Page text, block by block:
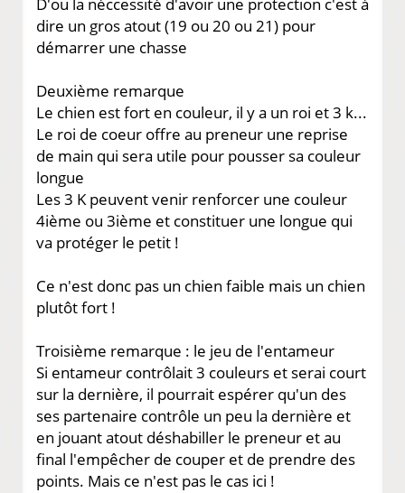
D'ou la néccessité d'avoir une protection c'est à
dire un gros atout (19 ou 20 ou 21) pour
démarrer une chasse
Deuxième remarque
Le chien est fort en couleur, il y a un roi et 3 k...
Le roi de coeur offre au preneur une reprise
de main qui sera utile pour pousser sa couleur
longue
Les 3 K peuvent venir renforcer une couleur
4ième ou 3ième et constituer une longue qui
va protéger le petit !
Ce n'est donc pas un chien faible mais un chien
plutôt fort !
Troisième remarque : le jeu de l'entameur
Si entameur contrôlait 3 couleurs et serai court
sur la dernière, il pourrait espérer qu'un des
ses partenaire contrôle un peu la dernière et
en jouant atout déshabiller le preneur et au
final l'empêcher de couper et de prendre des
points. Mais ce n'est pas le cas ici !